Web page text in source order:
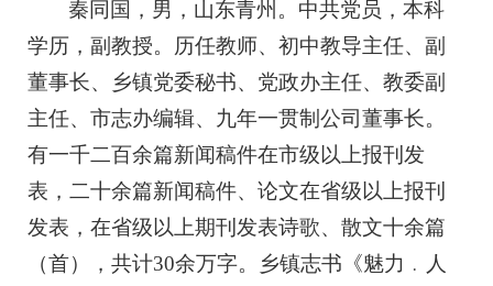
秦同国，男，山东青州。中共党员，本科
学历，副教授。历任教师、初中教导主任、副
董事长、乡镇党委秘书、党政办主任、教委副
主任、市志办编辑、九年一贯制公司董事长。
有一千二百余篇新闻稿件在市级以上报刊发
表，二十余篇新闻稿件、论文在省级以上报刊
发表，在省级以上期刊发表诗歌、散文十余篇
（首），共计30余万字。乡镇志书《魅力﹒人